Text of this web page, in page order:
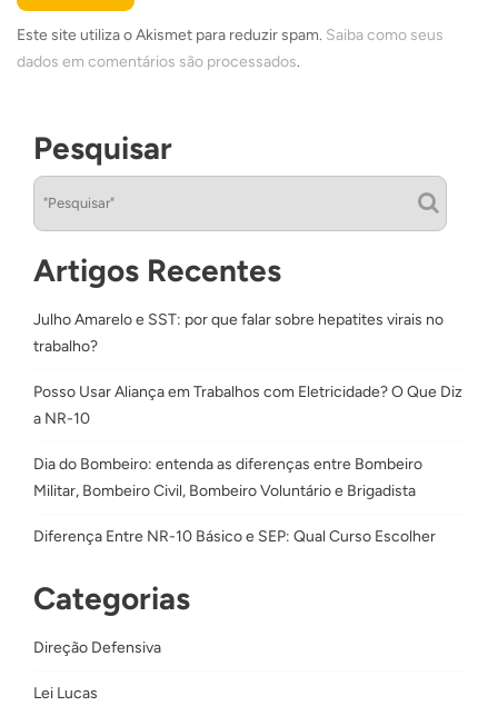
Este site utiliza o Akismet para reduzir spam. Saiba como seus
dados em comentários são processados.
Pesquisar
Artigos Recentes
Julho Amarelo e SST: por que falar sobre hepatites virais no
trabalho?
Posso Usar Aliança em Trabalhos com Eletricidade? O Que Diz
a NR-10
Dia do Bombeiro: entenda as diferenças entre Bombeiro
Militar, Bombeiro Civil, Bombeiro Voluntário e Brigadista
Diferença Entre NR-10 Básico e SEP: Qual Curso Escolher
Categorias
Direção Defensiva
Lei Lucas